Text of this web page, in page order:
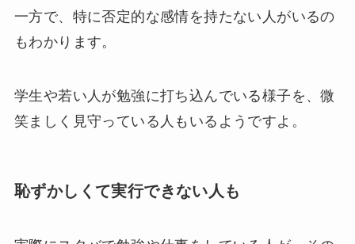
一方で、特に否定的な感情を持たない人がいるの
もわかります。
学生や若い人が勉強に打ち込んでいる様子を、微
笑ましく見守っている人もいるようですよ。
恥ずかしくて実行できない人も